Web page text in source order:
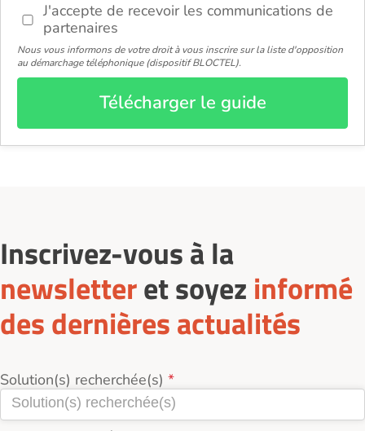
J'accepte de recevoir les communications de
partenaires
Nous vous informons de votre droit à vous inscrire sur la liste d'opposition
au démarchage téléphonique (dispositif BLOCTEL).
Télécharger le guide
Inscrivez-vous à la
newsletteret soyez informé
des dernières actualités
Solution(s) recherchée(s)